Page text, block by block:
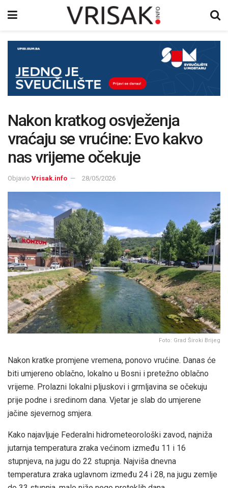
Nakon kratkog osvježenja
vraćaju se vrućine: Evo kakvo
nas vrijeme očekuje
Objavio Vrisak.info 28/05/2026
Foto: Grad Široki Brijeg
Nakon kratke promjene vremena, ponovo vrućine. Danas će
biti umjereno oblačno, lokalno u Bosni i pretežno oblačno
vrijeme. Prolazni lokalni pljuskovi i grmljavina se očekuju
prije podne i sredinom dana. Vjetar je slab do umjerene
jačine sjevernog smjera.
Kako najavljuje Federalni hidrometeorološki zavod, najniža
jutarnja temperatura zraka većinom između 11 i 16
stupnjeva, na jugu do 22 stupnja. Najviša dnevna
temperatura zraka uglavnom između 24 i 28, na jugu zemlje